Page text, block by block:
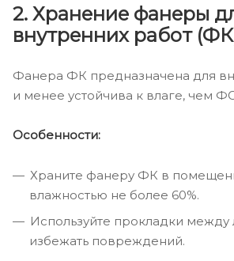
2. Хранение фанеры
внутренних работ
Фанера ФК предназначена для
и менее устойчива к влаге, чем
Особенности:
Храните фанеру ФК в
влажностью не более 60%.
Используйте прокладки между
избежать повреждений.